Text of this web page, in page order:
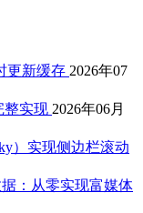
更新缓存 2026年07
整实现 2026年06月
）实现侧边栏滚动
据：从零实现富媒体